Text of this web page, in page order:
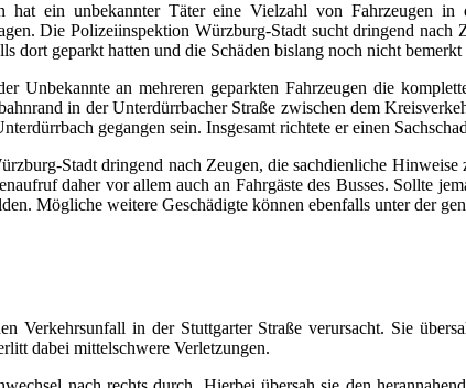
ein unbekannter Täter eine Vielzahl von Fahrzeugen in
Die Polizeiinspektion Würzburg-Stadt sucht dringend
dort geparkt hatten und die Schäden bislang noch nicht
an mehreren geparkten Fahrzeugen die
in der Unterdürrbacher Straße zwischen dem
gegangen sein. Insgesamt richtete er einen
Stadt dringend nach Zeugen, die sachdienliche
daher vor allem auch an Fahrgäste des Busses. Sollte
Mögliche weitere Geschädigte können ebenfalls unter der
Verkehrsunfall in der Stuttgarter Straße verursacht. Sie
dabei mittelschwere Verletzungen.